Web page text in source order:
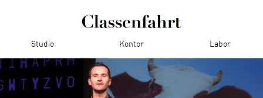
Studio Kontor Labor